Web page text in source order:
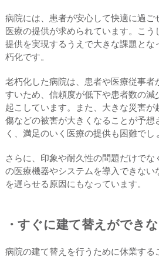
病院には、患者が安心して快適に過ご
医療の提供が求められています。こう
提供を実現するうえで大きな課題とな
朽化です。
老朽化した病院は、患者や医療従事者
すいため、信頼度が低下や患者数の減
起こしています。また、大きな災害が
傷などの被害が大きくなることが予想
く、満足のいく医療の提供も困難でし
さらに、印象や耐久性の問題だけで
の医療機器やシステムを導入できない
を遅らせる原因にもなっています。
・すぐに建て替えができ
病院の建て替えを行うために休業する